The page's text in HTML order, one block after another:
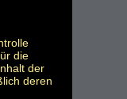
die
der
deren